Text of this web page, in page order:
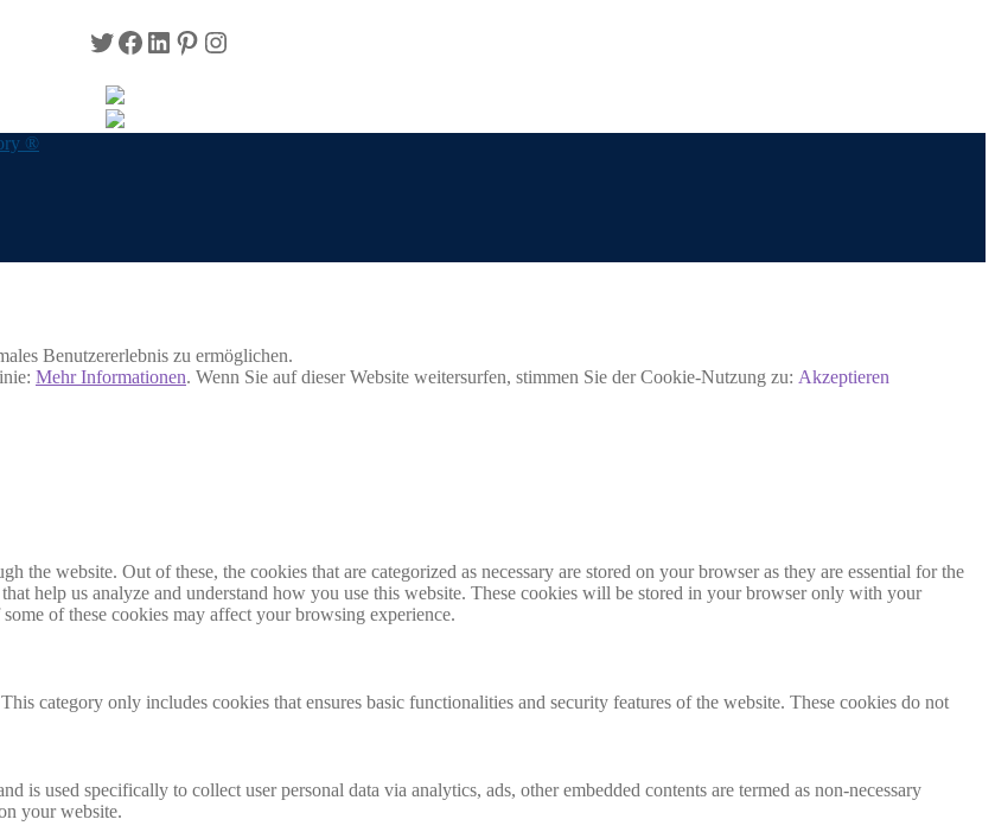
Twitter
Facebook
LinkedIn
Pinterest
Instagram
®
Benutzererlebnis zu ermöglichen.
Mehr Informationen. Wenn Sie auf dieser Website weitersurfen, stimmen Sie der Cookie-Nutzung zu: Akzeptieren
website. Out of these, the cookies that are categorized as necessary are stored on your browser as they are essential for the
help us analyze and understand how you use this website. These cookies will be stored in your browser only with your
of these cookies may affect your browsing experience.
category only includes cookies that ensures basic functionalities and security features of the website. These cookies do not
is used specifically to collect user personal data via analytics, ads, other embedded contents are termed as non-necessary
your website.